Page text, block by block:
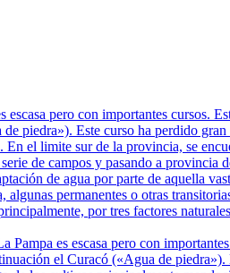
escasa pero con importantes cursos.
piedra»). Este curso ha perdido
el limite sur de la provincia, se
de campos y pasando a
de agua por parte de aquella
permanentes o otras
por tres factores
Pampa es escasa pero con
el Curacó («Agua de